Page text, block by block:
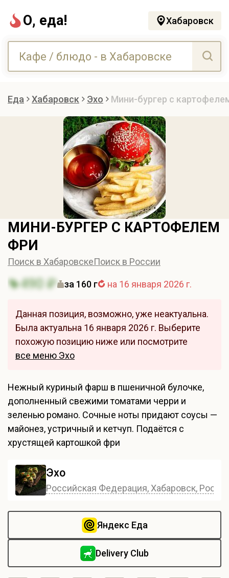
О, еда! Хабаровск
Еда Хабаровск Эхо Мини-бургер с
МИНИ-БУРГЕР С КАРТОФЕЛЕМ
ФРИ
Поиск в ХабаровскеПоиск в России
490 ₽ за 160 г на 16 января 2026 г.
Данная позиция, возможно, уже неактуальна.
Была актуальна 16 января 2026 г. Выберите
похожую позицию ниже или посмотрите
все меню Эхо
Нежный куриный фарш в пшеничной булочке,
дополненный свежими томатами черри и
зеленью романо. Сочные ноты придают соусы —
майонез, устричный и кетчуп. Подаётся с
хрустящей картошкой фри
Эхо
Российская Федерация, Хабаровск,
Яндекс Еда
Delivery Club